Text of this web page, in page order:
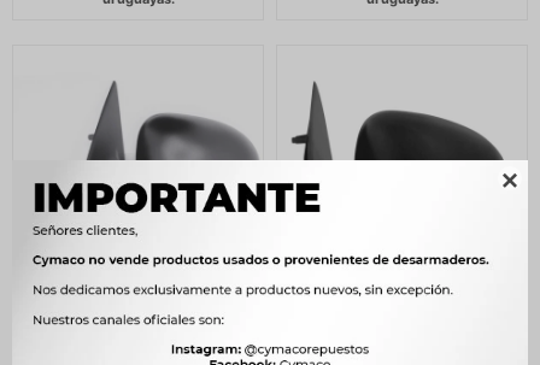

ESPEJO VOLKSWAGEN
GOL 95-99 2P IZQ. C/C
GOL 95-99 2P SIN